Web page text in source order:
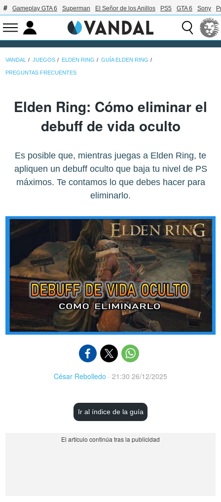
Gameplay GTA 6 Superman El Señor de los Anillos PS5 GTA 6 Sony
VANDAL JUEGOS ELDEN RING GUÍA ELDEN RING
PREGUNTAS FRECUENTES
Elden Ring: Cómo eliminar el
debuff de vida oculto
Es posible que, mientras juegas a Elden Ring, te
apliquen un debuff oculto que baja tu nivel de PS
máximos. Te contamos lo que debes hacer para
eliminarlo.
César Rebolledo · 21:30 26/12/2025
Ir al índice de la guía